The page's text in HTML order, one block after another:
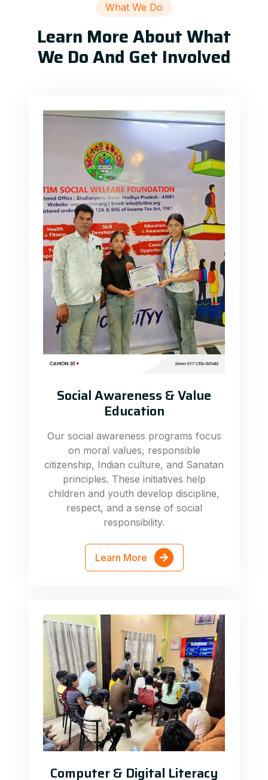
What We Do
Learn More About What
We Do And Get Involved
Social Awareness & Value
Education
Our social awareness programs focus
on moral values, responsible
citizenship, Indian culture, and Sanatan
principles. These initiatives help
children and youth develop discipline,
respect, and a sense of social
responsibility.
Learn More
Computer & Digital Literacy